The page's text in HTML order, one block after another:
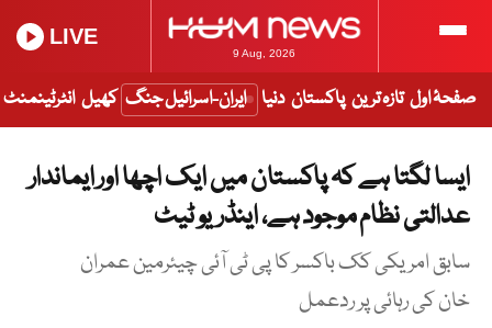
9 Aug, 2026
LIVE
صفحۂ اول تازہ ترین پاکستان دنیا ایران-اسرائیل جنگ کھیل انٹرٹینمنٹ
ایسا لگتا ہے کہ پاکستان میں ایک اچھا اور ایماندار
عدالتی نظام موجود ہے، اینڈریو ٹیٹ
سابق امریکی کک باکسر کا پی ٹی آئی چیئرمین عمران
خان کی رہائی پر ردعمل